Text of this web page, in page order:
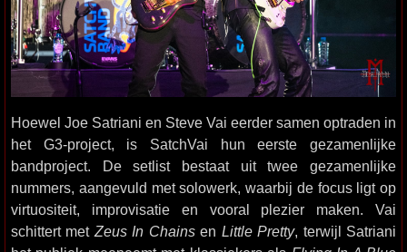
Hoewel Joe Satriani en Steve Vai eerder samen optraden in
het G3-project, is SatchVai hun eerste gezamenlijke
bandproject. De setlist bestaat uit twee gezamenlijke
nummers, aangevuld met solowerk, waarbij de focus ligt op
virtuositeit, improvisatie en vooral plezier maken. Vai
schittert met Zeus In Chainsen Little Pretty, terwijl Satriani